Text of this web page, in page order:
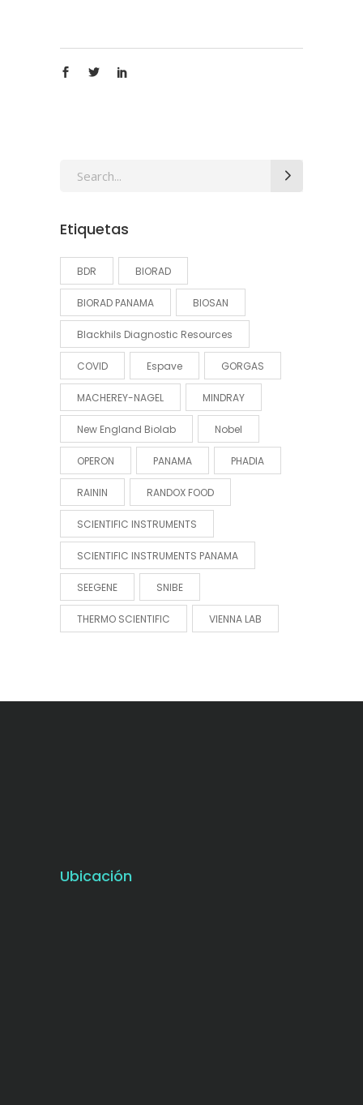
Search
Etiquetas
BDR BIORAD
BIORAD PANAMA BIOSAN
Blackhils Diagnostic Resources
COVID Espave GORGAS
MACHEREY-NAGEL MINDRAY
New England Biolab Nobel
OPERON PANAMA PHADIA
RAININ RANDOX FOOD
SCIENTIFIC INSTRUMENTS
SCIENTIFIC INSTRUMENTS PANAMA
SEEGENE SNIBE
THERMO SCIENTIFIC VIENNA LAB
Ubicación